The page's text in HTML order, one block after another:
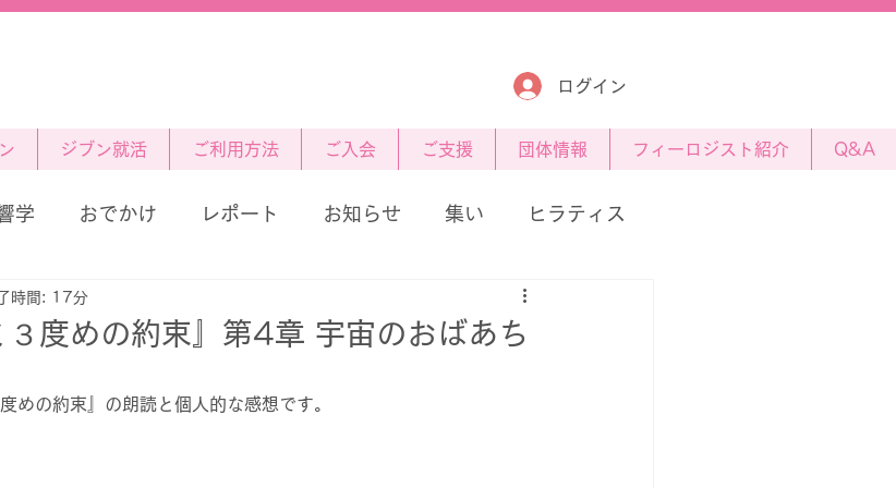
ログイン
ジブン就活 ご利用方法 ご入会 ​ご支援 団体情報 フィーロジスト紹介 Q&A
学 おでかけ レポート お知らせ 集い ヒラティス
度めの約束』第4章 宇宙のおばあち
時間: 17分
めの約束』の朗読と個人的な感想です。